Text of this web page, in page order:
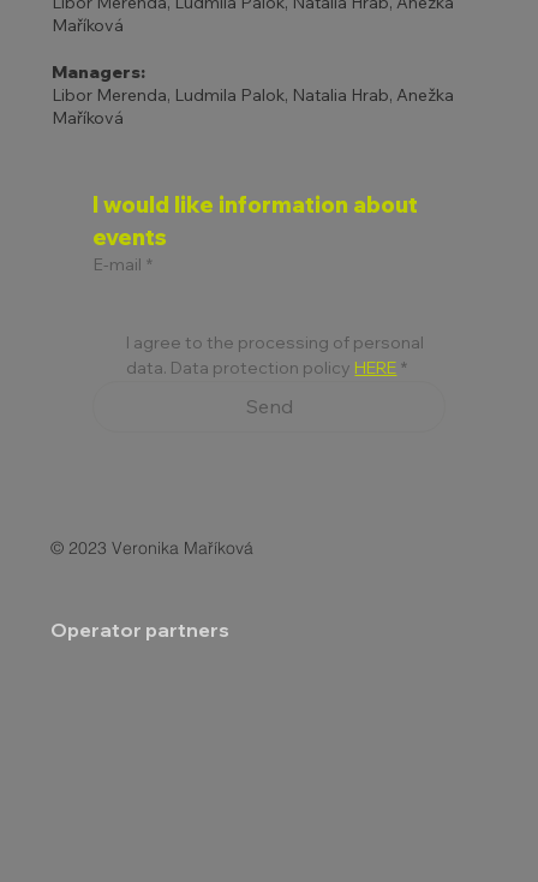
Maříková
Managers:
Libor Merenda, Ludmila Palok, Natalia Hrab, Anežka
Maříková
I would like information about
events
E-mail *
I agree to the processing of personal
data. Data protection policy HERE *
Send
© 2023 Veronika Maříková
Operator partners